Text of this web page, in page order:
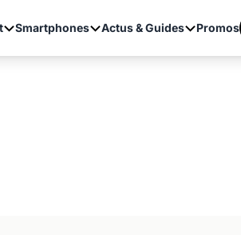
Smartphones Actus & Guides Promos